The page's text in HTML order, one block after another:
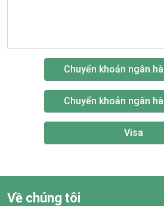
Chuyển khoản ngân
Chuyển khoản ngân
Visa
Về chúng tôi